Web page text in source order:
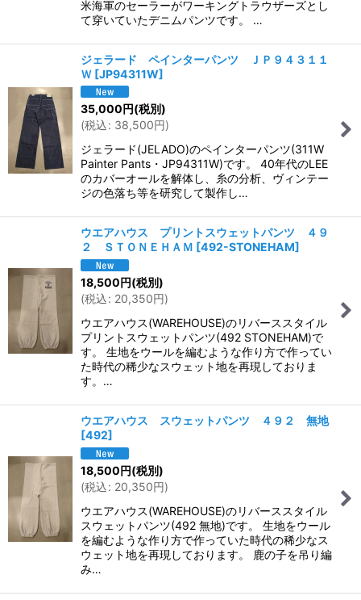
米海軍のセーラーがワーキングトラウザーズとし
て穿いていたデニムパンツです。 …
ジェラード ペインターパンツ ＪＰ９４３１１
Ｗ [JP94311W]
35,000円(税別)
(税込: 38,500円)
ジェラード(JELADO)のペインターパンツ(311W
Painter Pants・JP94311W)です。 40年代のLEE
のカバーオールを解体し、糸の分析、ヴィンテー
ジの色落ち等を研究して製作し…
ウエアハウス プリントスウェットパンツ ４９
２ ＳＴＯＮＥＨＡＭ [492-STONEHAM]
18,500円(税別)
(税込: 20,350円)
ウエアハウス(WAREHOUSE)のリバーススタイル
プリントスウェットパンツ(492 STONEHAM)で
す。 生地をウールを編むような作り方で作ってい
た時代の稀少なスウェット地を再現しておりま
す。…
ウエアハウス スウェットパンツ ４９２ 無地
[492]
18,500円(税別)
(税込: 20,350円)
ウエアハウス(WAREHOUSE)のリバーススタイル
スウェットパンツ(492 無地)です。 生地をウール
を編むような作り方で作っていた時代の稀少なス
ウェット地を再現しております。 鹿の子を吊り編
み…